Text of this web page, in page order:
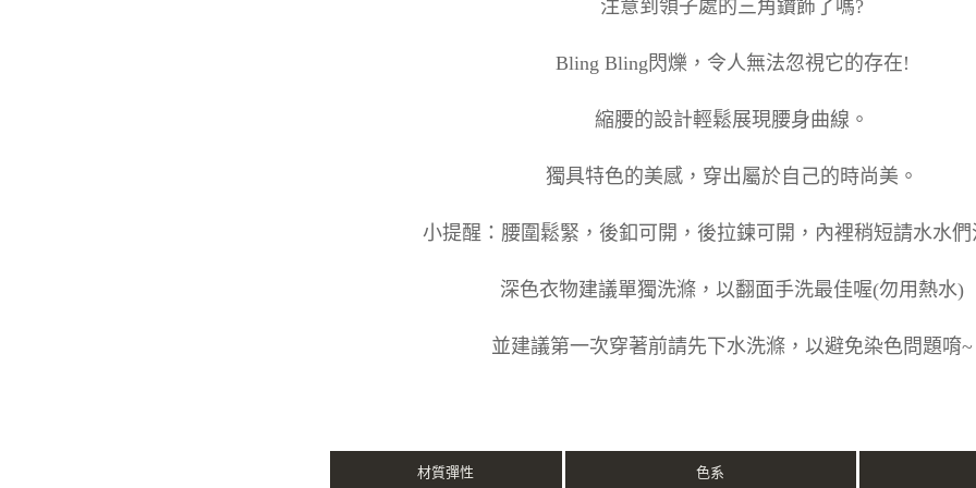
注意到領子處的三角鑽飾了嗎?
Bling Bling閃爍，令人無法忽視它的存在!
縮腰的設計輕鬆展現腰身曲線。
獨具特色的美感，穿出屬於自己的時尚美。
小提醒：腰圍鬆緊，後釦可開，後拉鍊可開，內裡稍短請水水們
深色衣物建議單獨洗滌，以翻面手洗最佳喔(勿用熱水)
並建議第一次穿著前請先下水洗滌，以避免染色問題唷~
材質彈性 色系